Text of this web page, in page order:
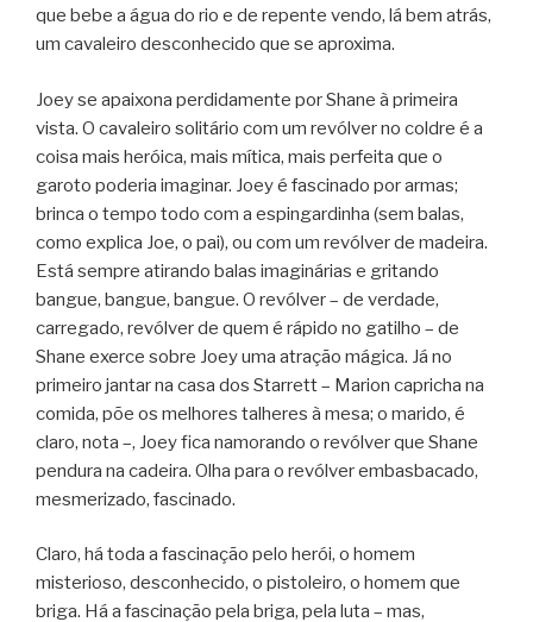
que bebe a água do rio e de repente vendo, lá bem atrás,
um cavaleiro desconhecido que se aproxima.
Joey se apaixona perdidamente por Shane à primeira
vista. O cavaleiro solitário com um revólver no coldre é a
coisa mais heróica, mais mítica, mais perfeita que o
garoto poderia imaginar. Joey é fascinado por armas;
brinca o tempo todo com a espingardinha (sem balas,
como explica Joe, o pai), ou com um revólver de madeira.
Está sempre atirando balas imaginárias e gritando
bangue, bangue, bangue. O revólver – de verdade,
carregado, revólver de quem é rápido no gatilho – de
Shane exerce sobre Joey uma atração mágica. Já no
primeiro jantar na casa dos Starrett – Marion capricha na
comida, põe os melhores talheres à mesa; o marido, é
claro, nota –, Joey fica namorando o revólver que Shane
pendura na cadeira. Olha para o revólver embasbacado,
mesmerizado, fascinado.
Claro, há toda a fascinação pelo herói, o homem
misterioso, desconhecido, o pistoleiro, o homem que
briga. Há a fascinação pela briga, pela luta – mas,